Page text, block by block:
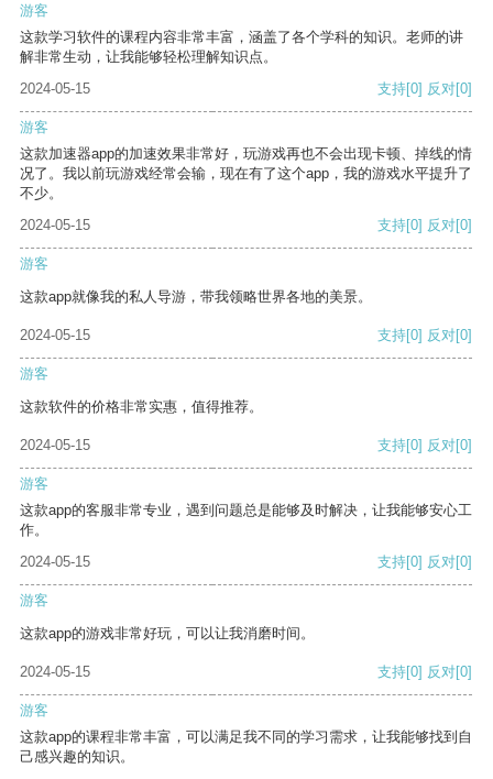
游客
这款学习软件的课程内容非常丰富，涵盖了各个学科的知识。老师的讲
解非常生动，让我能够轻松理解知识点。
2024-05-15
支持[0] 反对[0]
游客
这款加速器app的加速效果非常好，玩游戏再也不会出现卡顿、掉线的情
况了。我以前玩游戏经常会输，现在有了这个app，我的游戏水平提升了
不少。
2024-05-15
支持[0] 反对[0]
游客
这款app就像我的私人导游，带我领略世界各地的美景。
2024-05-15 支持[0] 反对[0]
游客
这款软件的价格非常实惠，值得推荐。
2024-05-15 支持[0] 反对[0]
游客
这款app的客服非常专业，遇到问题总是能够及时解决，让我能够安心工
作。
2024-05-15
支持[0] 反对[0]
游客
这款app的游戏非常好玩，可以让我消磨时间。
2024-05-15 支持[0] 反对[0]
游客
这款app的课程非常丰富，可以满足我不同的学习需求，让我能够找到自
己感兴趣的知识。